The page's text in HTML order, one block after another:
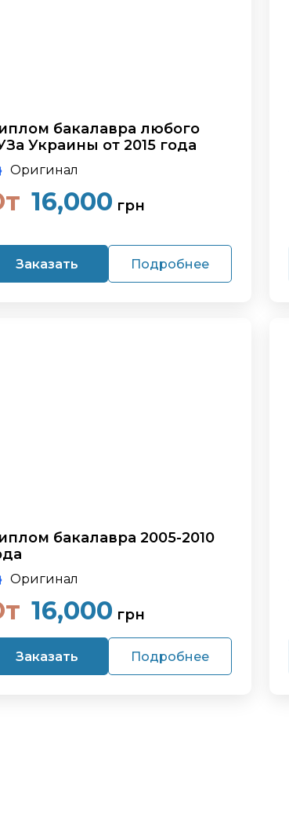
бакалавра любого
Украины от 2015 года
Оригинал
16,000 грн
Заказать Подробнее
бакалавра 2005-2010
Оригинал
16,000 грн
Заказать Подробнее